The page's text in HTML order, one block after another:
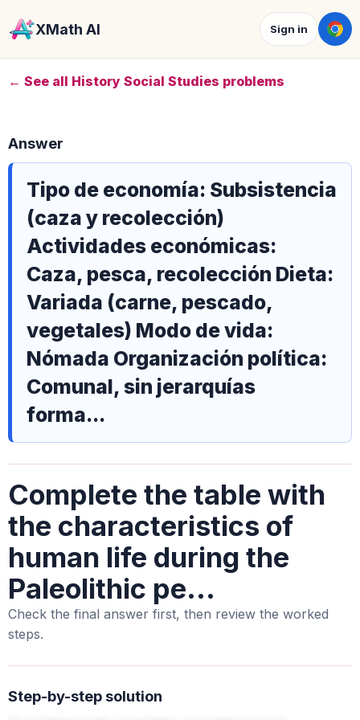
XMath AI Sign in
← See all History Social Studies problems
Complete the table with
the characteristics of
human life during the
Paleolithic pe...
Check the final answer first, then review the worked
steps.
Answer
Tipo de economía: Subsistencia
(caza y recolección)
Actividades económicas:
Caza, pesca, recolección Dieta:
Variada (carne, pescado,
vegetales) Modo de vida:
Nómada Organización política:
Comunal, sin jerarquías
forma...
Step-by-step solution